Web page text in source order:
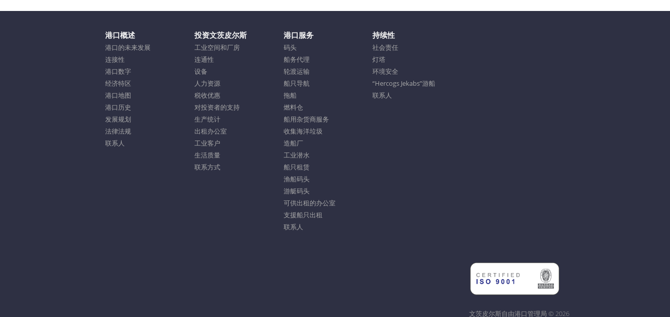
港口概述
港口的未来发展
连接性
港口数字
经济特区
港口地图
港口历史
发展规划
法律法规
联系人
投资文茨皮尔斯
工业空间和厂房
连通性
设备
人力资源
税收优惠
对投资者的支持
生产统计
出租办公室
工业客户
生活质量
联系方式
港口服务
码头
船务代理
轮渡运输
船只导航
拖船
燃料仓
船用杂货商服务
收集海洋垃圾
造船厂
工业潜水
船只租赁
渔船码头
游艇码头
可供出租的办公室
支援船只出租
联系人
持续性
社会责任
灯塔
环境安全
“Hercogs Jekabs”游船
联系人
文茨皮尔斯自由港口管理局 © 2026